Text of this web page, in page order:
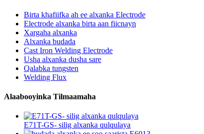
Birta khafiifka ah ee alxanka Electrode
Electrode alxanka birta aan fiicnayn
Xargaha alxanka
Alxanka budada
Cast Iron Welding Electrode
Usha alxanka dusha sare
Qalabka tungsten
Welding Flux
Alaabooyinka Tilmaamaha
E71T-GS- silig alxanka qulqulaya